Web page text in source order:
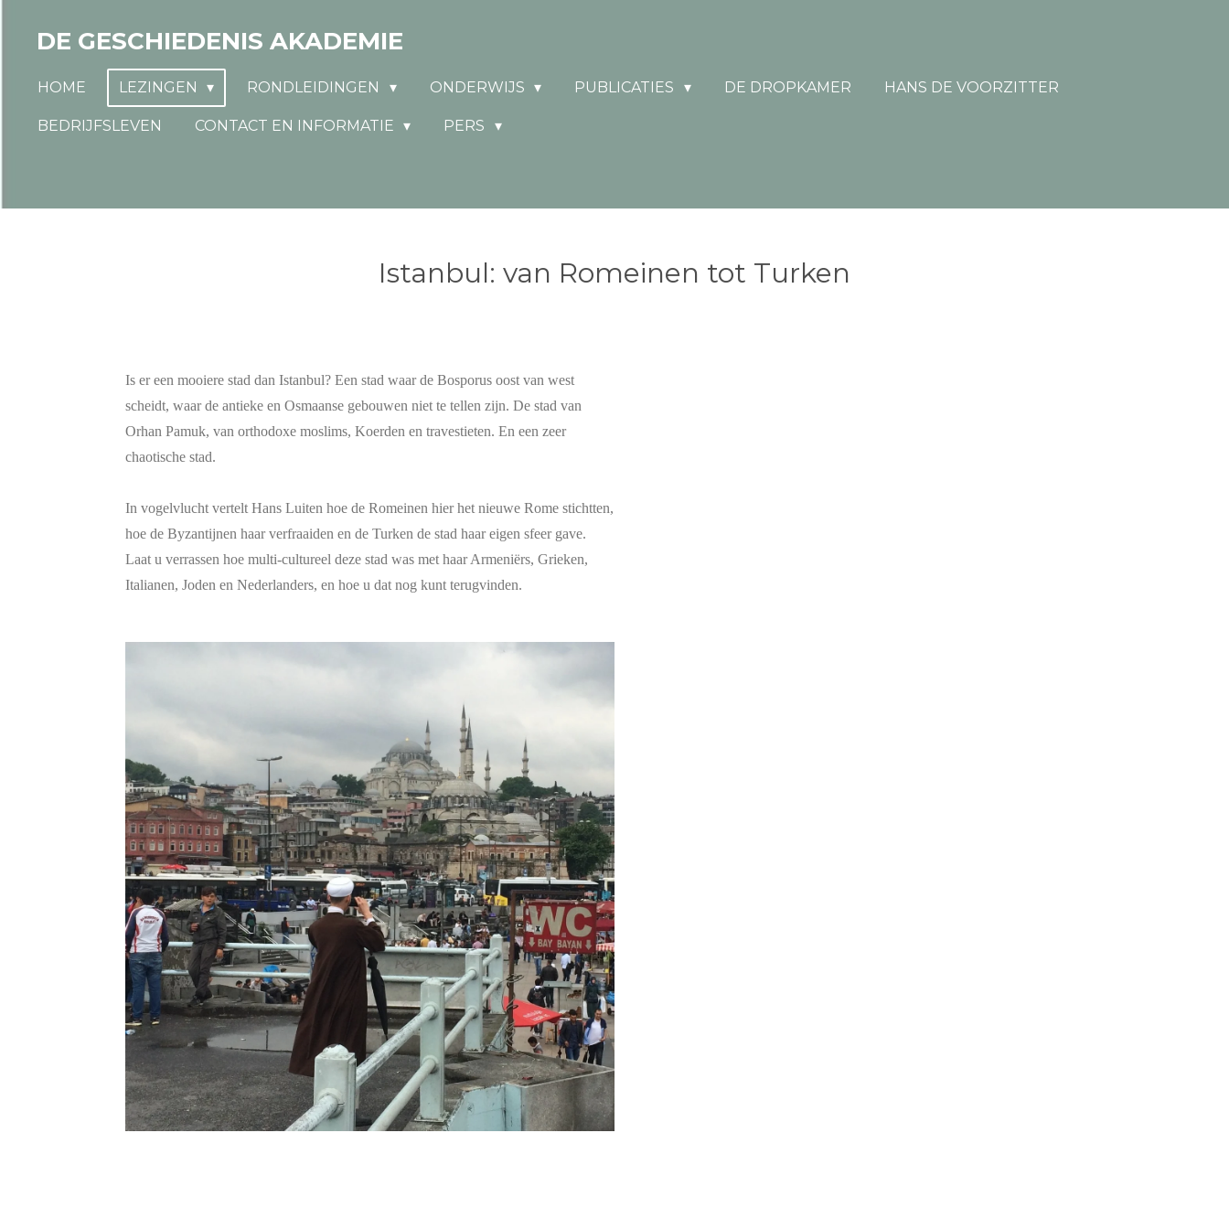
direct
hoofdinhoud
DE GESCHIEDENIS AKADEMIE
HOME LEZINGEN RONDLEIDINGEN ONDERWIJS PUBLICATIES DE DROPKAMER HANS DE VOORZITTER
BEDRIJFSLEVEN CONTACT EN INFORMATIE PERS
Istanbul: van Romeinen tot Turken
Is er een mooiere stad dan Istanbul? Een stad waar de Bosporus oost van west
scheidt, waar de antieke en Osmaanse gebouwen niet te tellen zijn. De stad van
Orhan Pamuk, van orthodoxe moslims, Koerden en travestieten. En een zeer
chaotische stad.
In vogelvlucht vertelt Hans Luiten hoe de Romeinen hier het nieuwe Rome stichtten,
hoe de Byzantijnen haar verfraaiden en de Turken de stad haar eigen sfeer gave.
Laat u verrassen hoe multi-cultureel deze stad was met haar Armeniërs, Grieken,
Italianen, Joden en Nederlanders, en hoe u dat nog kunt terugvinden.